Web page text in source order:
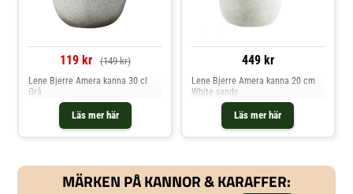
119 kr (149 kr)
Läs mer här
Lene Bjerre Amera kanna 30 cl
Grå
449 kr
Läs mer här
Lene Bjerre Amera kanna 20 cm
White sands
MÄRKEN PÅ KANNOR & KARAFFER: